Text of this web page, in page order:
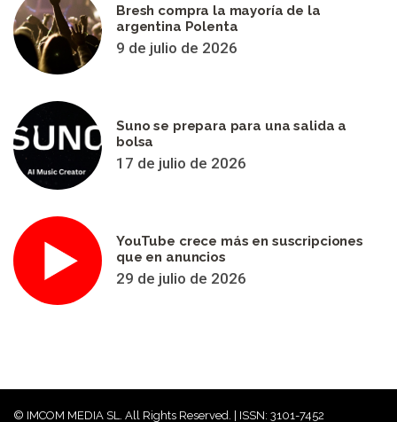
Bresh compra la mayoría de la
argentina Polenta
9 de julio de 2026
Suno se prepara para una salida a
bolsa
17 de julio de 2026
YouTube crece más en suscripciones
que en anuncios
29 de julio de 2026
© IMCOM MEDIA SL. All Rights Reserved. | ISSN: 3101-7452